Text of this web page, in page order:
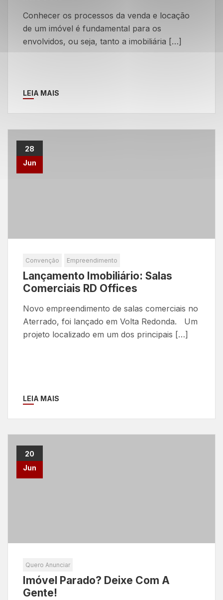
Conhecer os processos da venda e locação
de um imóvel é fundamental para os
envolvidos, ou seja, tanto a imobiliária […]
LEIA MAIS
28
Jun
Convenção Empreendimento
Lançamento Imobiliário: Salas
Comerciais RD Offices
Novo empreendimento de salas comerciais no
Aterrado, foi lançado em Volta Redonda. Um
projeto localizado em um dos principais […]
LEIA MAIS
20
Jun
Quero Anunciar
Imóvel Parado? Deixe Com A
Gente!